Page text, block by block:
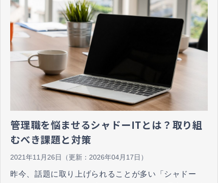
管理職を悩ませるシャドーITとは？取り組
むべき課題と対策
2021年11月26日 （更新： 2026年04月17日 ）
昨今、話題に取り上げられることが多い「シャドー